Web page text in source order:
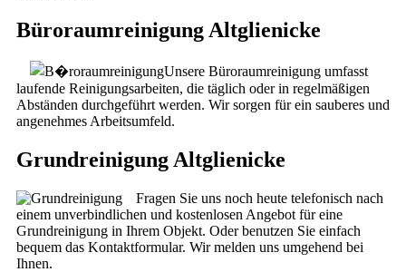
Büroraumreinigung Altglienicke
Unsere Büroraumreinigung umfasst
laufende Reinigungsarbeiten, die täglich oder in regelmäßigen
Abständen durchgeführt werden. Wir sorgen für ein sauberes und
angenehmes Arbeitsumfeld.
Grundreinigung Altglienicke
Fragen Sie uns noch heute telefonisch nach
einem unverbindlichen und kostenlosen Angebot für eine
Grundreinigung in Ihrem Objekt. Oder benutzen Sie einfach
bequem das Kontaktformular. Wir melden uns umgehend bei
Ihnen.